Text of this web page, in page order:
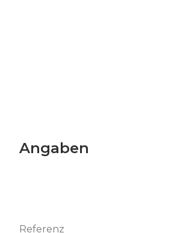
Angaben
Referenz